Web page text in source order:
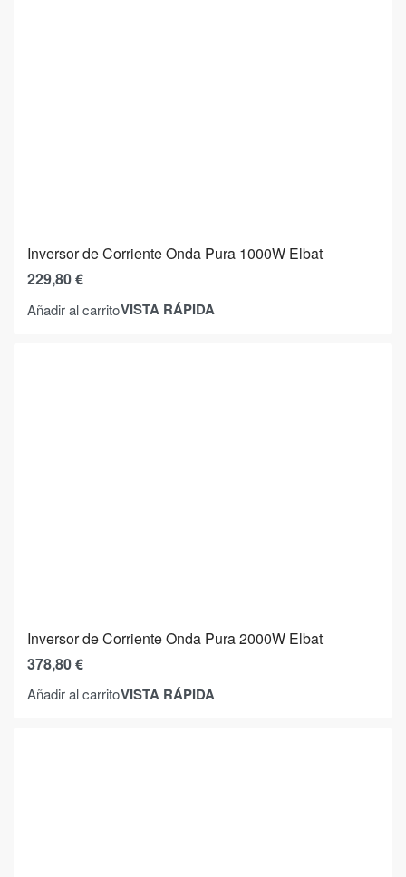
Inversor de Corriente Onda Pura 1000W Elbat
229,80€
Añadir al carritoVISTA RÁPIDA
Inversor de Corriente Onda Pura 2000W Elbat
378,80€
Añadir al carritoVISTA RÁPIDA